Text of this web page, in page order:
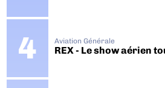
Aviation Générale
REX - Le show aérien